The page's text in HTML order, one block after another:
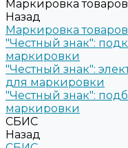
Маркировка товаров
Назад
Маркировка товаров
"Честный знак":
маркировки
"Честный знак":
для маркировки
"Честный знак":
маркировки
СБИС
Назад